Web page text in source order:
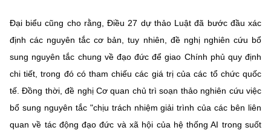
Đại biểu cũng cho rằng, Điều 27 dự thảo Luật đã bước đầu xác
định các nguyên tắc cơ bản, tuy nhiên, đề nghị nghiên cứu bổ
sung nguyên tắc chung về đạo đức để giao Chính phủ quy định
chi tiết, trong đó có tham chiếu các giá trị của các tổ chức quốc
tế. Đồng thời, đề nghị Cơ quan chủ trì soạn thảo nghiên cứu việc
bổ sung nguyên tắc "chịu trách nhiệm giải trình của các bên liên
quan về tác động đạo đức và xã hội của hệ thống AI trong suốt